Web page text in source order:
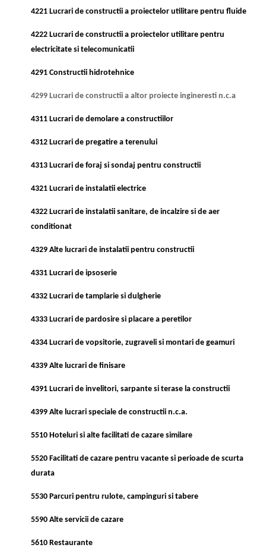
4221 Lucrari de constructii a proiectelor utilitare pentru fluide
4222 Lucrari de constructii a proiectelor utilitare pentru
electricitate si telecomunicatii
4291 Constructii hidrotehnice
4299 Lucrari de constructii a altor proiecte ingineresti n.c.a
4311 Lucrari de demolare a constructiilor
4312 Lucrari de pregatire a terenului
4313 Lucrari de foraj si sondaj pentru constructii
4321 Lucrari de instalatii electrice
4322 Lucrari de instalatii sanitare, de incalzire si de aer
conditionat
4329 Alte lucrari de instalatii pentru constructii
4331 Lucrari de ipsoserie
4332 Lucrari de tamplarie si dulgherie
4333 Lucrari de pardosire si placare a peretilor
4334 Lucrari de vopsitorie, zugraveli si montari de geamuri
4339 Alte lucrari de finisare
4391 Lucrari de invelitori, sarpante si terase la constructii
4399 Alte lucrari speciale de constructii n.c.a.
5510 Hoteluri si alte facilitati de cazare similare
5520 Facilitati de cazare pentru vacante si perioade de scurta
durata
5530 Parcuri pentru rulote, campinguri si tabere
5590 Alte servicii de cazare
5610 Restaurante